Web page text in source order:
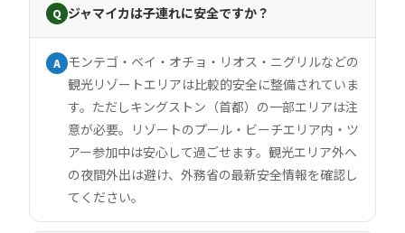
Q ジャマイカは子連れに安全ですか？
A モンテゴ・ベイ・オチョ・リオス・ニグリルなどの
観光リゾートエリアは比較的安全に整備されていま
す。ただしキングストン（首都）の一部エリアは注
意が必要。リゾートのプール・ビーチエリア内・ツ
アー参加中は安心して過ごせます。観光エリア外へ
の夜間外出は避け、外務省の最新安全情報を確認し
てください。